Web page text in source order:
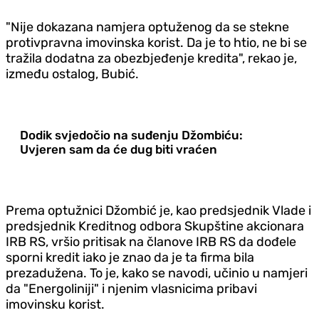
"Nije dokazana namjera optuženog da se stekne
protivpravna imovinska korist. Da je to htio, ne bi se
tražila dodatna za obezbjeđenje kredita", rekao je,
između ostalog, Bubić.
Dodik svjedočio na suđenju Džombiću:
Uvjeren sam da će dug biti vraćen
Prema optužnici Džombić je, kao predsjednik Vlade i
predsjednik Kreditnog odbora Skupštine akcionara
IRB RS, vršio pritisak na članove IRB RS da dođele
sporni kredit iako je znao da je ta firma bila
prezadužena. To je, kako se navodi, učinio u namjeri
da "Energoliniji" i njenim vlasnicima pribavi
imovinsku korist.